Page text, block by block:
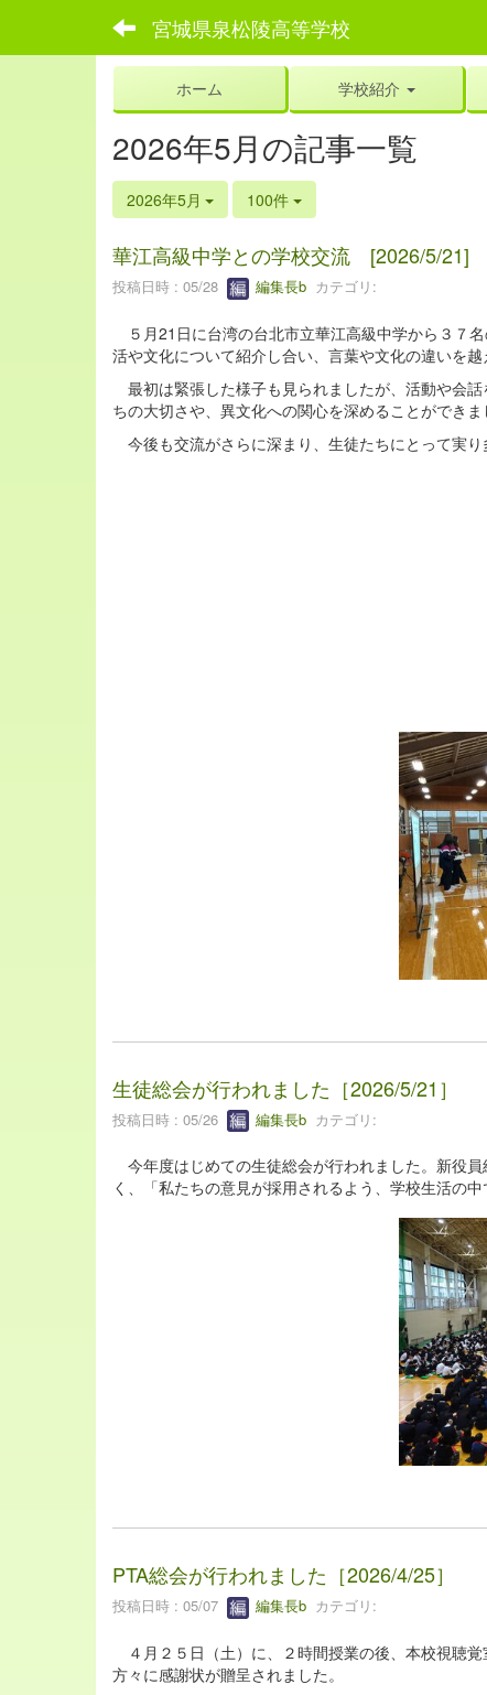
宮城県泉松陵高等学校
ホーム 学校紹介
2026年5月の記事一覧
2026年5月 100件
華江高級中学との学校交流 [2026/5/21]
投稿日時 : 05/28 編集長b カテゴリ:
５月21日に台湾の台北市立華江高級中学から３７
活や文化について紹介し合い、言葉や文化の違いを越
最初は緊張した様子も見られましたが、活動や会
ちの大切さや、異文化への関心を深めることができま
今後も交流がさらに深まり、生徒たちにとって実り
生徒総会が行われました［2026/5/21］
投稿日時 : 05/26 編集長b カテゴリ:
今年度はじめての生徒総会が行われました。新役
く、「私たちの意見が採用されるよう、学校生活の
PTA総会が行われました［2026/4/25］
投稿日時 : 05/07 編集長b カテゴリ:
４月２５日（土）に、２時間授業の後、本校視聴
方々に感謝状が贈呈されました。